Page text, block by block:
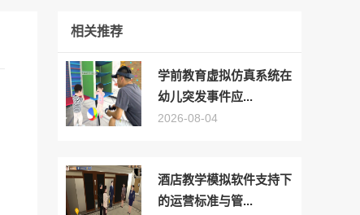
相关推荐
学前教育虚拟仿真系统在
幼儿突发事件应...
2026-08-04
酒店教学模拟软件支持下
的运营标准与管...